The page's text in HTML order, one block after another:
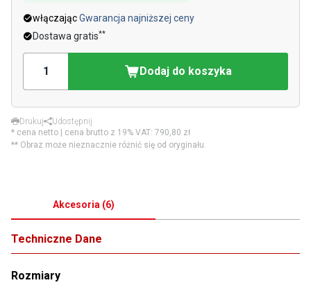
włączającGwarancja najniższej ceny
Dostawa gratis**
Dodaj do koszyka
Drukuj
Udostępnij
* cena netto | cena brutto z 19% VAT: 790,80 zł
** Obraz może nieznacznie różnić się od oryginału.
Akcesoria (6)
Techniczne Dane
Rozmiary